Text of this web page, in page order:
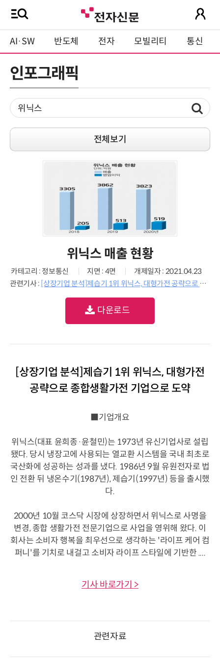
AI·SW 반도체 전자 모빌리티 통신
인포그래픽
전체보기
위닉스 매출 현황
카테고리 : 정보통신 지면 : 4면
개제일자 : 2021.04.23
관련기사 : [상장기업 분석]제습기 1위 위닉스, 대형가전 공략으로 종합생활가전 기업으로 도약
다운로드
[상장기업 분석]제습기 1위 위닉스, 대형가전
공략으로 종합생활가전 기업으로 도약
■기업개요
위닉스(대표 윤희종·윤철민)는 1973년 유신기업사로 설립
됐다. 당시 냉장고에 사용되는 열교환 시스템을 국내 최초로
국산화에 성공하는 성과를 냈다. 1986년 9월 유원전자로 법
인 전환 뒤 냉온수기(1987년), 제습기(1997년) 등을 출시했
다.
2000년 10월 코스닥 시장에 상장하면서 위닉스로 사명을
변경, 종합 생활가전 전문기업으로 사업을 영위해 왔다. 이
회사는 소비자 행복을 최우선으로 생각하는 '라이프 케어 컴
퍼니'를 기치로 내걸고 소비자 라이프 스타일에 기반한 ....
기사 바로가기 >
관련자료